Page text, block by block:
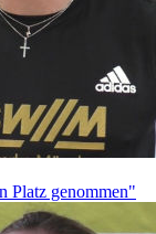
Platz genommen"